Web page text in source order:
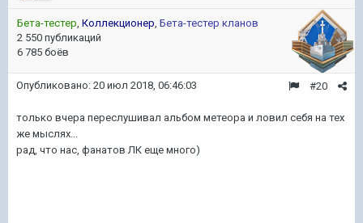
Бета-тестер, Коллекционер, Бета-тестер кланов
2 550 публикаций
6 785 боёв
#20
Опубликовано: 20 июл 2018, 06:46:03
только вчера переслушивал альбом метеора и ловил себя на тех
же мыслях...
рад, что нас, фанатов ЛК еще много)